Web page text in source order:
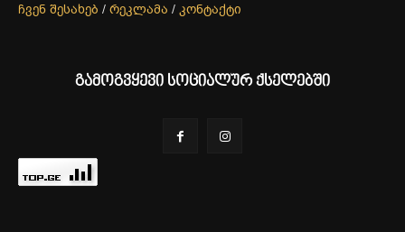
ჩვენ შესახებ / რეკლამა / კონტაქტი
გამოგვყევი სოციალურ ქსელებში